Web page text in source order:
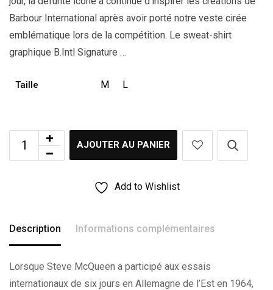
Barbour International après avoir porté notre veste cirée
emblématique lors de la compétition. Le sweat-shirt
graphique B.Intl Signature …
Taille M L
AJOUTER AU PANIER
Add to Wishlist
Description Informations complémentaires
Lorsque Steve McQueen a participé aux essais
internationaux de six jours en Allemagne de l’Est en 1964,